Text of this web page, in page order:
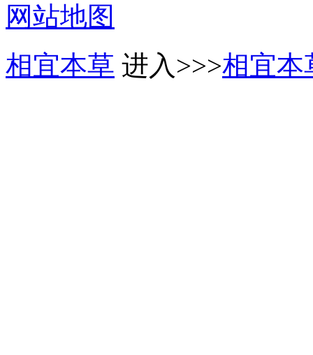
网站地图
相宜本草 进入>>>相宜本